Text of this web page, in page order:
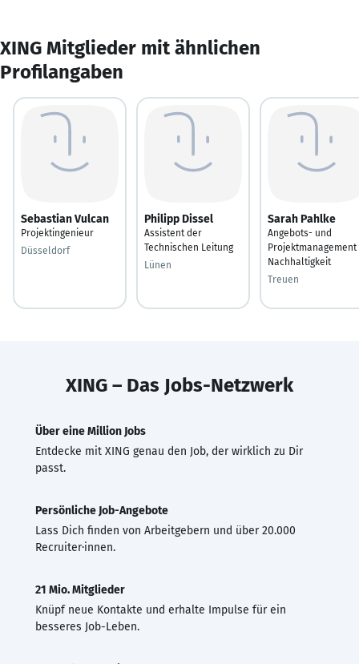
XING Mitglieder mit ähnlichen
Profilangaben
Sebastian Vulcan
Projektingenieur
Düsseldorf
Philipp Dissel
Assistent der
Technischen Leitung
Lünen
Sarah Pahlke
Angebots- und
Projektmanagement
Nachhaltigkeit
Treuen
XING – Das Jobs-Netzwerk
Über eine Million Jobs
Entdecke mit XING genau den Job, der wirklich zu Dir
passt.
Persönliche Job-Angebote
Lass Dich finden von Arbeitgebern und über 20.000
Recruiter·innen.
21 Mio. Mitglieder
Knüpf neue Kontakte und erhalte Impulse für ein
besseres Job-Leben.